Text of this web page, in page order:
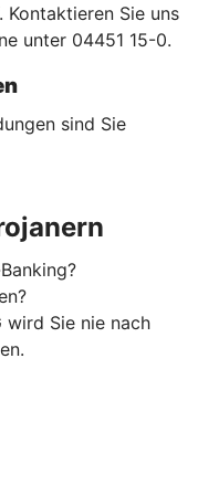
Sie uns
unter 04451 15-0.
sind Sie
wird Sie nie nach